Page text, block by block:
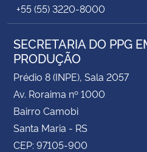
+55 (55) 3220-8000
SECRETARIA DO PPG
PRODUÇÃO
Prédio 8 (INPE), Sala 2057
Av. Roraima nº 1000
Bairro Camobi
Santa Maria - RS
CEP: 97105-900